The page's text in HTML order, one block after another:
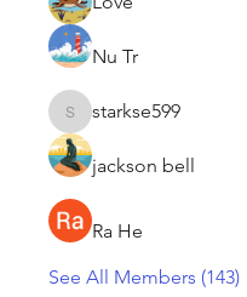
Nu Tr
starkse599
starkse599
jackson bell
Ra He
See All Members (143)